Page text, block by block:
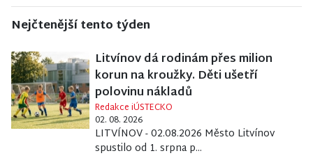
Nejčtenější tento týden
Litvínov dá rodinám přes milion
korun na kroužky. Děti ušetří
polovinu nákladů
Redakce iÚSTECKO
02. 08. 2026
LITVÍNOV - 02.08.2026 Město Litvínov
spustilo od 1. srpna p...